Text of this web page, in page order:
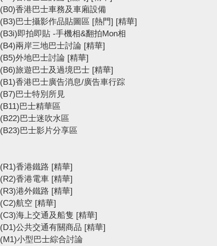
(B0)香港巴士車務及車廂設備
(B3)巴士攝影作品貼圖區 [熱門] [精華]
(B3i)即拍即貼 -手機相&翻拍Mon相
(B4)兩岸三地巴士討論 [精華]
(B5)外地巴士討論 [精華]
(B6)旅遊巴士及過境巴士 [精華]
(B1)香港巴士廣告消息/廣告車行踪
(B7)巴士特別所見
(B11)巴士精華區
(B22)巴士迷吹水區
(B23)巴士影片分享區
(R1)香港鐵路 [精華]
(R2)香港電車 [精華]
(R3)港外鐵路 [精華]
(C2)航空 [精華]
(C3)海上交通及船隻 [精華]
(D1)公共交通有關商品 [精華]
(M1)小型巴士綜合討論